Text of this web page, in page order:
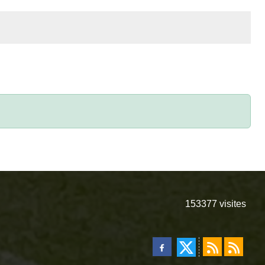
153377 visites